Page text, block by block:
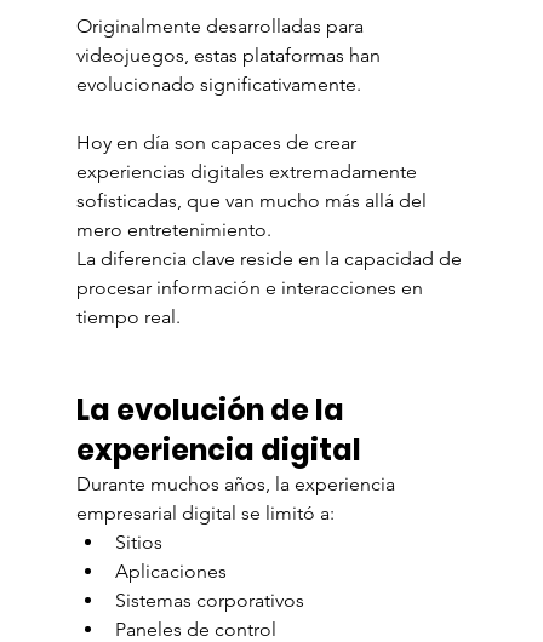
Originalmente desarrolladas para
videojuegos, estas plataformas han
evolucionado significativamente.
Hoy en día son capaces de crear
experiencias digitales extremadamente
sofisticadas, que van mucho más allá del
mero entretenimiento.
La diferencia clave reside en la capacidad de
procesar información e interacciones en
tiempo real.
La evolución de la
experiencia digital
Durante muchos años, la experiencia
empresarial digital se limitó a:
Sitios
Aplicaciones
Sistemas corporativos
Paneles de control